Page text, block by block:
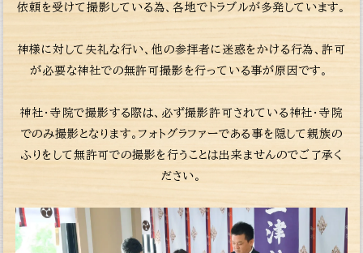
依頼を受けて撮影している為、各地でトラブルが多発しています。
神様に対して失礼な行い、他の参拝者に迷惑をかける行為、許可
が必要な神社での無許可撮影を行っている事が原因です。
神社・寺院で撮影する際は、必ず撮影許可されている神社・寺院
でのみ撮影となります。フォトグラファーである事を隠して親族の
ふりをして無許可での撮影を行うことは出来ませんのでご了承く
ださい。